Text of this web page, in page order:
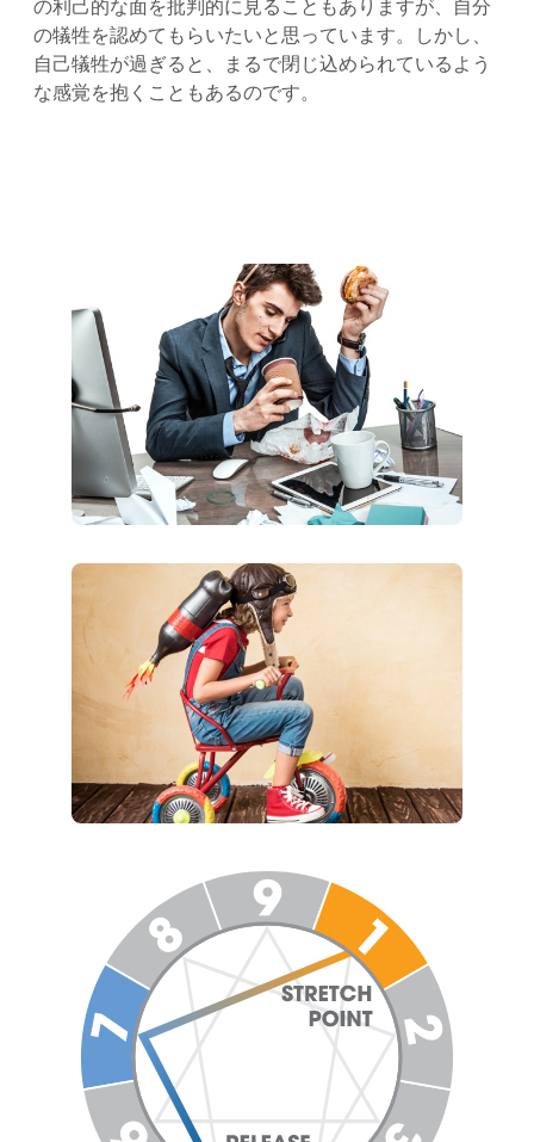
の利己的な面を批判的に見ることもありますが、自分
の犠牲を認めてもらいたいと思っています。しかし、
自己犠牲が過ぎると、まるで閉じ込められているよう
な感覚を抱くこともあるのです。